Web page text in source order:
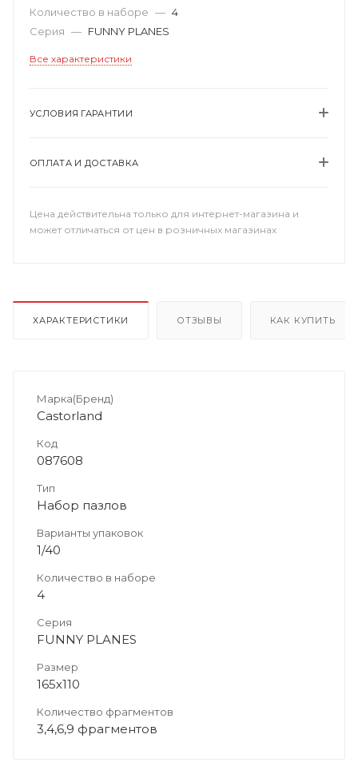
Количество в наборе — 4
Серия — FUNNY PLANES
Все характеристики
УСЛОВИЯ ГАРАНТИИ
ОПЛАТА И ДОСТАВКА
Цена действительна только для интернет-магазина и
может отличаться от цен в розничных магазинах
ХАРАКТЕРИСТИКИ ОТЗЫВЫ КАК КУПИТЬ
Марка(Бренд)
Castorland
Код
087608
Тип
Набор пазлов
Варианты упаковок
1/40
Количество в наборе
4
Серия
FUNNY PLANES
Размер
165х110
Количество фрагментов
3,4,6,9 фрагментов